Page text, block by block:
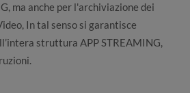
ma anche per l'archiviazione dei
In tal senso si garantisce
struttura APP STREAMING,